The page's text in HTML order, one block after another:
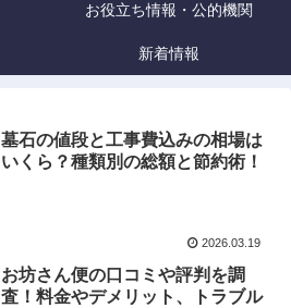
お役立ち情報・公的機関
新着情報
墓石の値段と工事費込みの相場は
いくら？種類別の総額と節約術！
2026.03.19
お坊さん便の口コミや評判を調
査！料金やデメリット、トラブル